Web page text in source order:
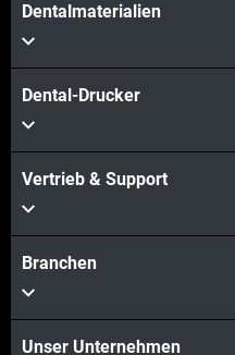
Dentalmaterialien
Dental-Drucker
Vertrieb & Support
Branchen
Unser Unternehmen